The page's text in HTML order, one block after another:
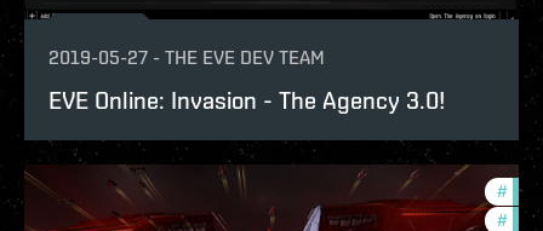
2019-05-27 - THE EVE DEV TEAM
EVE Online: Invasion - The Agency 3.0!
#
#